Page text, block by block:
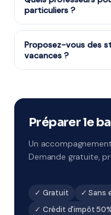
l'État vous
Notre organisme
personne.
particuliers ?
Notre organisme
diplômés et
Seconde,
maîtrise du
Proposez-vous des
vacances ?
examens à Hyères.
Préparer le
Un
Demande gratuite,
✓ Gratuit ✓ Sans
✓ Crédit d'impôt